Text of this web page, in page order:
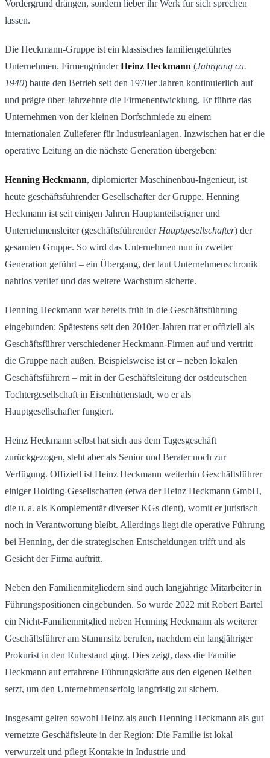
Vordergrund drängen, sondern lieber ihr Werk für sich sprechen
lassen.
Die Heckmann-Gruppe ist ein klassisches familiengeführtes
Unternehmen. FirmengründerHeinz Heckmann (Jahrgang ca.
1940) baute den Betrieb seit den 1970er Jahren kontinuierlich auf
und prägte über Jahrzehnte die Firmenentwicklung. Er führte das
Unternehmen von der kleinen Dorfschmiede zu einem
internationalen Zulieferer für Industrieanlagen. Inzwischen hat er die
operative Leitung an die nächste Generation übergeben:
Henning Heckmann, diplomierter Maschinenbau-Ingenieur, ist
heute geschäftsführender Gesellschafter der Gruppe. Henning
Heckmann ist seit einigen Jahren Hauptanteilseigner und
Unternehmensleiter (geschäftsführender Hauptgesellschafter) der
gesamten Gruppe. So wird das Unternehmen nun in zweiter
Generation geführt – ein Übergang, der laut Unternehmenschronik
nahtlos verlief und das weitere Wachstum sicherte.
Henning Heckmann war bereits früh in die Geschäftsführung
eingebunden: Spätestens seit den 2010er-Jahren trat er offiziell als
Geschäftsführer verschiedener Heckmann-Firmen auf und vertritt
die Gruppe nach außen. Beispielsweise ist er – neben lokalen
Geschäftsführern – mit in der Geschäftsleitung der ostdeutschen
Tochtergesellschaft in Eisenhüttenstadt, wo er als
Hauptgesellschafter fungiert.
Heinz Heckmann selbst hat sich aus dem Tagesgeschäft
zurückgezogen, steht aber als Senior und Berater noch zur
Verfügung. Offiziell ist Heinz Heckmann weiterhin Geschäftsführer
einiger Holding-Gesellschaften (etwa der Heinz Heckmann GmbH,
die u. a. als Komplementär diverser KGs dient), womit er juristisch
noch in Verantwortung bleibt. Allerdings liegt die operative Führung
bei Henning, der die strategischen Entscheidungen trifft und als
Gesicht der Firma auftritt.
Neben den Familienmitgliedern sind auch langjährige Mitarbeiter in
Führungspositionen eingebunden. So wurde 2022 mit Robert Bartel
ein Nicht-Familienmitglied neben Henning Heckmann als weiterer
Geschäftsführer am Stammsitz berufen, nachdem ein langjähriger
Prokurist in den Ruhestand ging. Dies zeigt, dass die Familie
Heckmann auf erfahrene Führungskräfte aus den eigenen Reihen
setzt, um den Unternehmenserfolg langfristig zu sichern.
Insgesamt gelten sowohl Heinz als auch Henning Heckmann als gut
vernetzte Geschäftsleute in der Region: Die Familie ist lokal
verwurzelt und pflegt Kontakte in Industrie und